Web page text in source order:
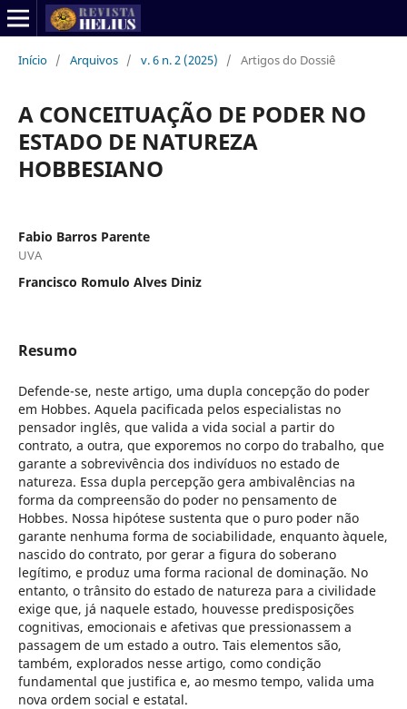
Início / Arquivos / v. 6 n. 2 (2025) / Artigos do Dossiê
A CONCEITUAÇÃO DE PODER NO
ESTADO DE NATUREZA
HOBBESIANO
Fabio Barros Parente
UVA
Francisco Romulo Alves Diniz
Resumo
Defende-se, neste artigo, uma dupla concepção do poder
em Hobbes. Aquela pacificada pelos especialistas no
pensador inglês, que valida a vida social a partir do
contrato, a outra, que exporemos no corpo do trabalho, que
garante a sobrevivência dos indivíduos no estado de
natureza. Essa dupla percepção gera ambivalências na
forma da compreensão do poder no pensamento de
Hobbes. Nossa hipótese sustenta que o puro poder não
garante nenhuma forma de sociabilidade, enquanto àquele,
nascido do contrato, por gerar a figura do soberano
legítimo, e produz uma forma racional de dominação. No
entanto, o trânsito do estado de natureza para a civilidade
exige que, já naquele estado, houvesse predisposições
cognitivas, emocionais e afetivas que pressionassem a
passagem de um estado a outro. Tais elementos são,
também, explorados nesse artigo, como condição
fundamental que justifica e, ao mesmo tempo, valida uma
nova ordem social e estatal.